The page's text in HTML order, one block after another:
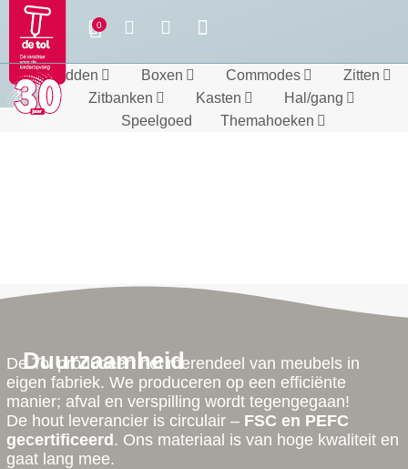
Bedden Boxen Commodes
Zitten
Zitbanken
Kasten
Hal/gang
Speelgoed
Themahoeken
Duurzaamheid
De Tol produceert het merendeel van meubels in
eigen fabriek. We produceren op een efficiënte
manier; afval en verspilling wordt tegengegaan!
De hout leverancier is circulair – FSC en PEFC
gecertificeerd . Ons materiaal is van hoge kwaliteit en
gaat lang mee.